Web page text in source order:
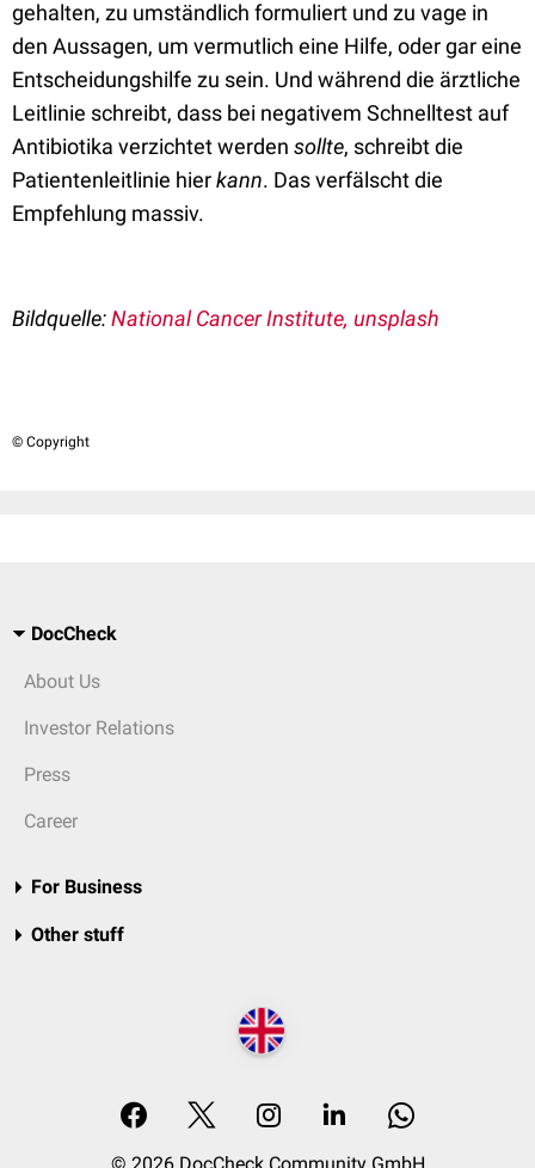
gehalten, zu umständlich formuliert und zu vage in
den Aussagen, um vermutlich eine Hilfe, oder gar eine
Entscheidungshilfe zu sein. Und während die ärztliche
Leitlinie schreibt, dass bei negativem Schnelltest auf
Antibiotika verzichtet werden sollte, schreibt die
Patientenleitlinie hierkann. Das verfälscht die
Empfehlung massiv.
Bildquelle:National Cancer Institute, unsplash
© Copyright
DocCheck
About Us
Investor Relations
Press
Career
For Business
Other stuff